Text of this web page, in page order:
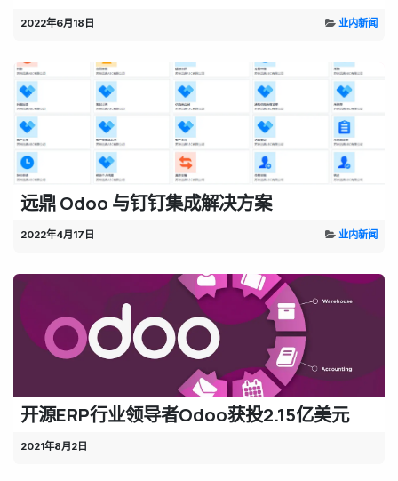
2022年6月18日 业内新闻
远鼎 Odoo 与钉钉集成解决方案
2022年4月17日 业内新闻
开源ERP行业领导者Odoo获投2.15亿美元
2021年8月2日